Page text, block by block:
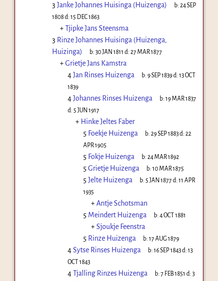
3 Janke Johannes Huisinga (Huizenga) b:24 SEP
1808d: 15 DEC 1863
+Tjipke Jans Steensma
3 Rinze Johannes Huisinga (Huizenga,
Huizinga)
b:30 JAN 1811 d:27 MAR 1877
+Grietje Jans Kamstra
4Jan Rinses Huizenga b:9 SEP 1839d:13 OCT
1839
4Johannes Rinses Huizenga b:19 MAR 1837
d: 5 JUN 1917
+ Hinke Jeltes Faber
5 Foekje Huizenga b:29 SEP 1883d:22
APR 1905
5 Fokje Huizenga b:24 MAR 1892
5 Grietje Huizenga b:10 MAR 1875
5 Jelte Huizenga b: 5 JAN 1877d:11 APR
1935
+Antje Schotsman
5 Meindert Huizenga b:4 OCT 1881
+Sjoukje Feenstra
5 Rinze Huizenga b:17 AUG 1879
4Sytse Rinses Huizenga b:16 SEP 1843d:13
OCT 1843
4Tjalling Rinzes Huizenga b:7 FEB 1851 d:3